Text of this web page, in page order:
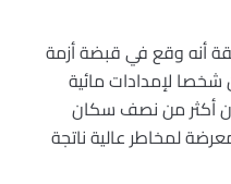
أنه وقع في قبضة أزمة
يفتقر 884 مليون شخصا لإمدادات مائية
أن أكثر من نصف سكان
لمخاطر عالية ناتجة